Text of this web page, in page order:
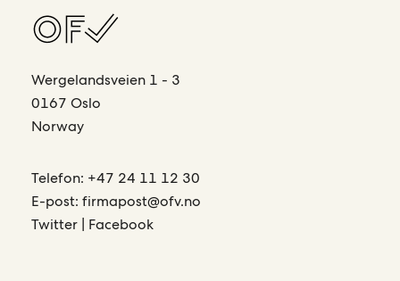
Wergelandsveien 1 - 3
0167 Oslo
Norway
Telefon: +47 24 11 12 30
E-post:firmapost@ofv.no
Twitter
Facebook